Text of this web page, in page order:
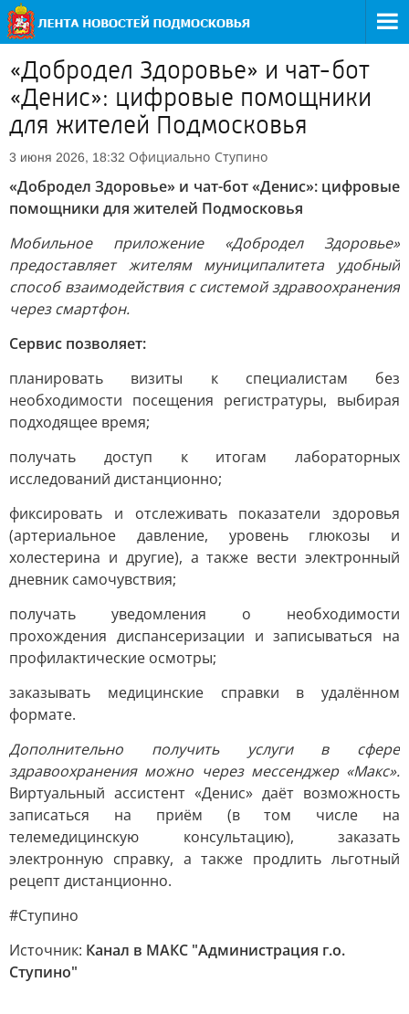
«Добродел Здоровье» и чат-бот
«Денис»: цифровые помощники
для жителей Подмосковья
3 июня 2026, 18:32 Официально Ступино
«Добродел Здоровье» и чат-бот «Денис»: цифровые
помощники для жителей Подмосковья
Мобильное приложение «Добродел Здоровье»
предоставляет жителям муниципалитета удобный
способ взаимодействия с системой здравоохранения
через смартфон.
Сервис позволяет:
планировать визиты к специалистам без
необходимости посещения регистратуры, выбирая
подходящее время;
получать доступ к итогам лабораторных
исследований дистанционно;
фиксировать и отслеживать показатели здоровья
(артериальное давление, уровень глюкозы и
холестерина и другие), а также вести электронный
дневник самочувствия;
получать уведомления о необходимости
прохождения диспансеризации и записываться на
профилактические осмотры;
заказывать медицинские справки в удалённом
формате.
Дополнительно получить услуги в сфере
здравоохранения можно через мессенджер «Макс».
Виртуальный ассистент «Денис» даёт возможность
записаться на приём (в том числе на
телемедицинскую консультацию), заказать
электронную справку, а также продлить льготный
рецепт дистанционно.
#Ступино
Источник: Канал в МАКС "Администрация г.о.
Ступино"